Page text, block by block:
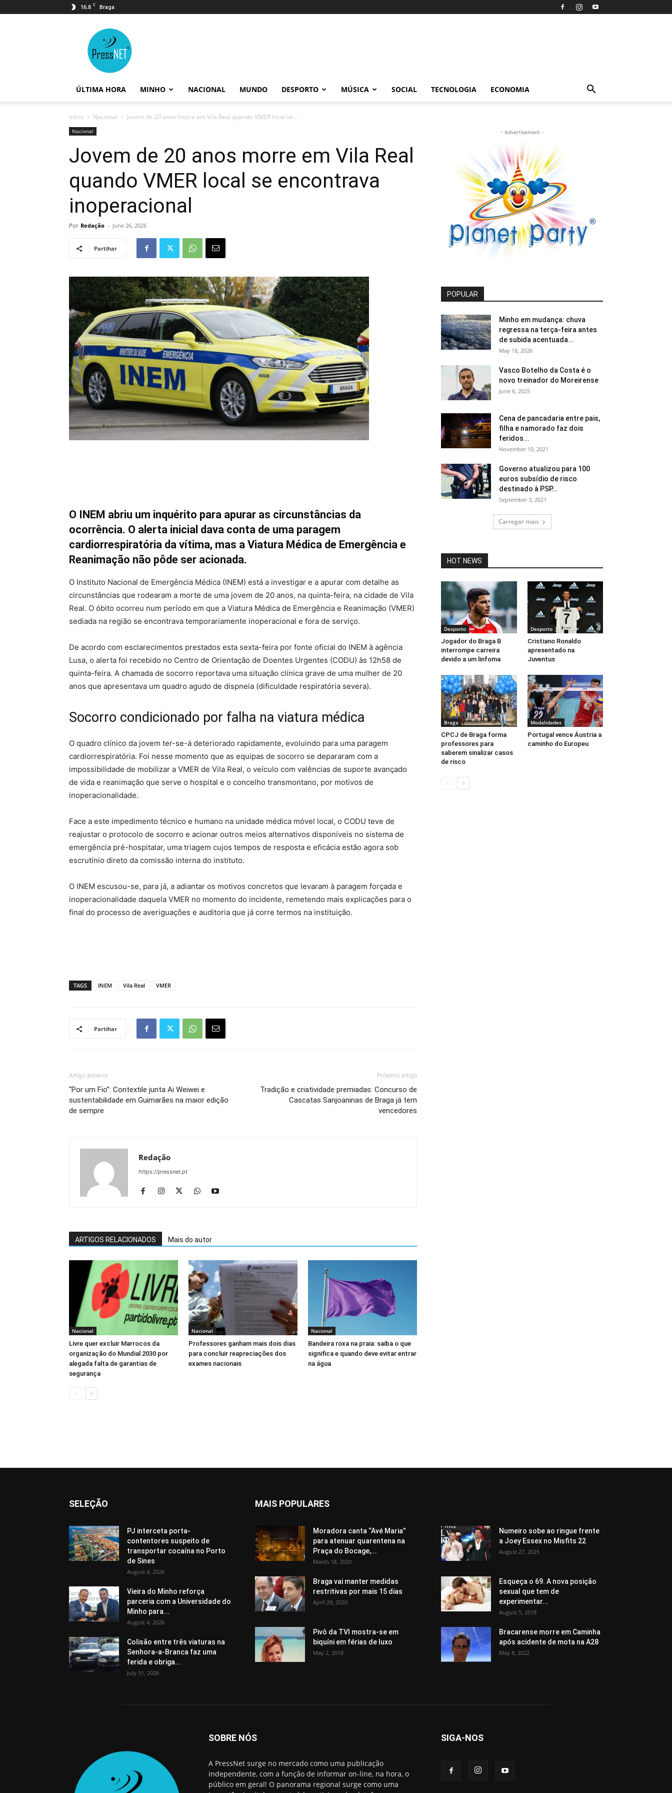
16.8 C Braga
ÚLTIMA HORA MINHO NACIONAL MUNDO DESPORTO MÚSICA SOCIAL TECNOLOGIA ECONOMIA
Início Nacional Jovem de 20 anos morre em Vila Real quando VMER local se...
Nacional
Jovem de 20 anos morre em Vila Real
quando VMER local se encontrava
inoperacional
Por Redação - June 26, 2026
Partihar
O INEM abriu um inquérito para apurar as circunstâncias da
ocorrência. O alerta inicial dava conta de uma paragem
cardiorrespiratória da vítima, mas a Viatura Médica de Emergência e
Reanimação não pôde ser acionada.
O Instituto Nacional de Emergência Médica (INEM) está a investigar e a apurar com detalhe as
circunstâncias que rodearam a morte de uma jovem de 20 anos, na quinta-feira, na cidade de Vila
Real. O óbito ocorreu num período em que a Viatura Médica de Emergência e Reanimação (VMER)
sediada na região se encontrava temporariamente inoperacional e fora de serviço.
De acordo com esclarecimentos prestados esta sexta-feira por fonte oficial do INEM à agência
Lusa, o alerta foi recebido no Centro de Orientação de Doentes Urgentes (CODU) às 12h58 de
quinta-feira. A chamada de socorro reportava uma situação clínica grave de uma mulher de 20
anos que apresentava um quadro agudo de dispneia (dificuldade respiratória severa).
Socorro condicionado por falha na viatura médica
O quadro clínico da jovem ter-se-á deteriorado rapidamente, evoluindo para uma paragem
cardiorrespiratória. Foi nesse momento que as equipas de socorro se depararam com a
impossibilidade de mobilizar a VMER de Vila Real, o veículo com valências de suporte avançado
de vida e reanimação que serve o hospital e o concelho transmontano, por motivos de
inoperacionalidade.
Face a este impedimento técnico e humano na unidade médica móvel local, o CODU teve de
reajustar o protocolo de socorro e acionar outros meios alternativos disponíveis no sistema de
emergência pré-hospitalar, uma triagem cujos tempos de resposta e eficácia estão agora sob
escrutínio direto da comissão interna do instituto.
O INEM escusou-se, para já, a adiantar os motivos concretos que levaram à paragem forçada e
inoperacionalidade daquela VMER no momento do incidente, remetendo mais explicações para o
final do processo de averiguações e auditoria que já corre termos na instituição.
TAGS INEM Vila Real VMER
Partihar
Artigo anterior
“Por um Fio”: Contextile junta Ai Weiwei e
sustentabilidade em Guimarães na maior edição
de sempre
Próximo artigo
Tradição e criatividade premiadas: Concurso de
Cascatas Sanjoaninas de Braga já tem
vencedores
Redação
https://pressnet.pt
ARTIGOS RELACIONADOS Mais do autor
Nacional
Livre quer excluir Marrocos da
organização do Mundial 2030 por
alegada falta de garantias de
segurança
Nacional
Professores ganham mais dois dias
para concluir reapreciações dos
exames nacionais
Nacional
Bandeira roxa na praia: saiba o que
significa e quando deve evitar entrar
na água
- Advertisement -
POPULAR
Minho em mudança: chuva
regressa na terça-feira antes
de subida acentuada...
May 18, 2026
Vasco Botelho da Costa é o
novo treinador do Moreirense
June 6, 2025
Cena de pancadaria entre pais,
filha e namorado faz dois
feridos...
November 10, 2021
Governo atualizou para 100
euros subsídio de risco
destinado à PSP...
September 3, 2021
Carregar mais
HOT NEWS
Desporto
Jogador do Braga B
interrompe carreira
devido a um linfoma
Desporto
Cristiano Ronaldo
apresentado na
Juventus
Braga
CPCJ de Braga forma
professores para
saberem sinalizar casos
de risco
Modalidades
Portugal vence Áustria a
caminho do Europeu
SELEÇÃO
PJ interceta porta-
contentores suspeito de
transportar cocaína no Porto
de Sines
August 4, 2026
Vieira do Minho reforça
parceria com a Universidade do
Minho para...
August 4, 2026
Colisão entre três viaturas na
Senhora-a-Branca faz uma
ferida e obriga...
July 31, 2026
MAIS POPULARES
Moradora canta “Avé Maria”
para atenuar quarentena na
Praça do Bocage,...
March 18, 2020
Numeiro sobe ao ringue frente
a Joey Essex no Misfits 22
August 27, 2025
Braga vai manter medidas
restritivas por mais 15 dias
April 29, 2020
Esqueça o 69. A nova posição
sexual que tem de
experimentar...
August 5, 2018
Pivô da TVI mostra-se em
biquíni em férias de luxo
May 2, 2018
Bracarense morre em Caminha
após acidente de mota na A28
May 8, 2022
SOBRE NÓS
A PressNet surge no mercado como uma publicação
independente, com a função de informar on-line, na hora, o
público em geral! O panorama regional surge como uma
SIGA-NOS